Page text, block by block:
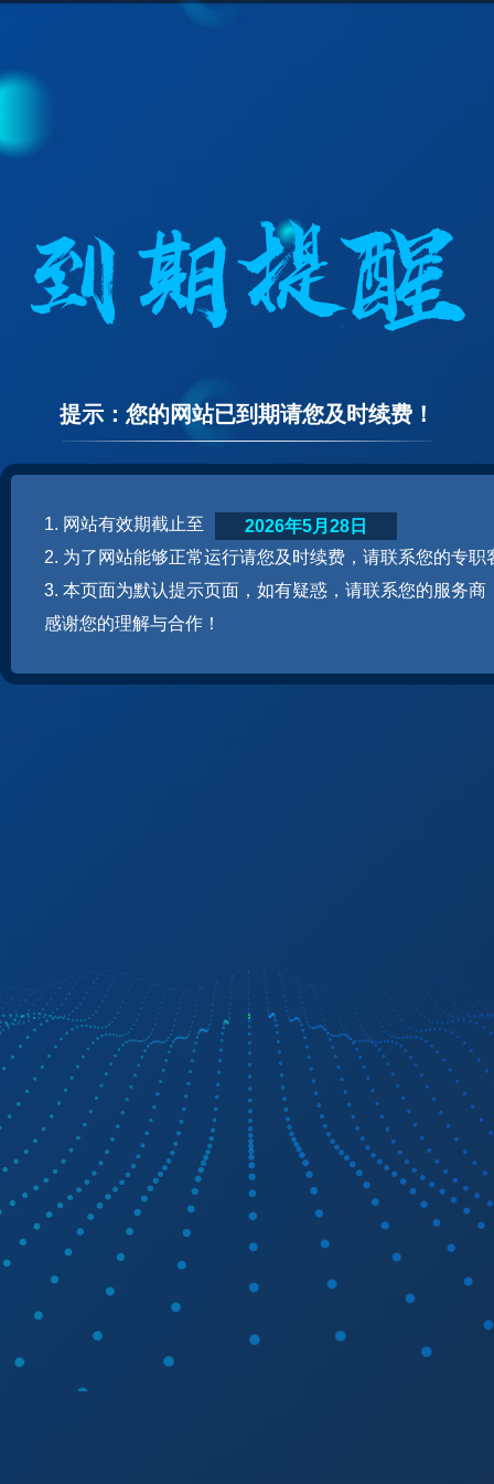
提示：您的网站已到期请您及时续费！
1. 网站有效期截止至
2. 为了网站能够正常运行请您及时续费，请联系您的专职
3. 本页面为默认提示页面，如有疑惑，请联系您的服务商
感谢您的理解与合作！
2026年5月28日